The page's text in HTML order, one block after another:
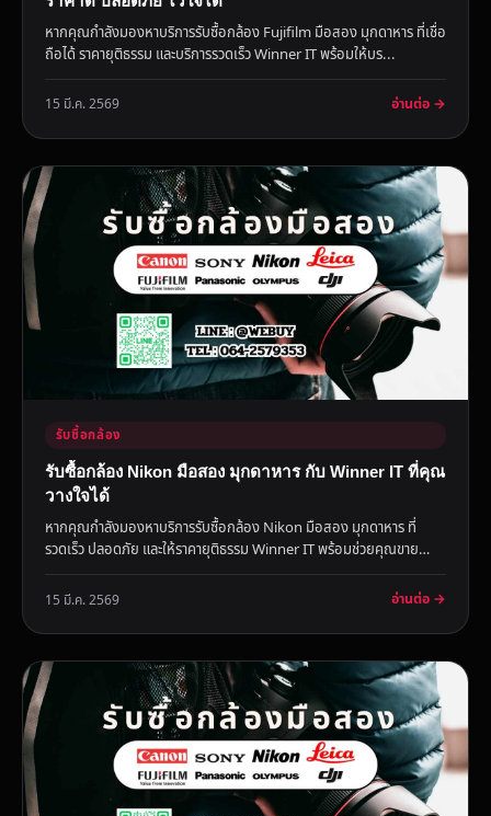
หากคุณกำลังมองหาบริการรับซื้อกล้อง Fujifilm มือสอง มุกดาหาร ที่เชื่อ
ถือได้ ราคายุติธรรม และบริการรวดเร็ว Winner IT พร้อมให้บร...
15 มี.ค. 2569 อ่านต่อ →
รับซื้อกล้อง
รับซื้อกล้อง Nikon มือสอง มุกดาหาร กับ Winner IT ที่คุณ
วางใจได้
หากคุณกำลังมองหาบริการรับซื้อกล้อง Nikon มือสอง มุกดาหาร ที่
รวดเร็ว ปลอดภัย และให้ราคายุติธรรม Winner IT พร้อมช่วยคุณขาย
กล้อง...
15 มี.ค. 2569 อ่านต่อ →